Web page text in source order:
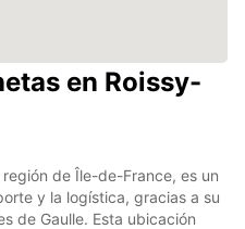
en Roissy-
de Île-de-France, es un
y la logística, gracias a su
de Gaulle. Esta ubicación